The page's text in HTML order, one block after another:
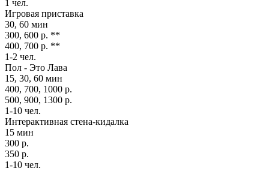
1 чел.
Игровая приставка
30, 60 мин
300, 600 р. **
400, 700 р. **
1-2 чел.
Пол - Это Лава
15, 30, 60 мин
400, 700, 1000 р.
500, 900, 1300 р.
1-10 чел.
Интерактивная стена-кидалка
15 мин
300 р.
350 р.
1-10 чел.